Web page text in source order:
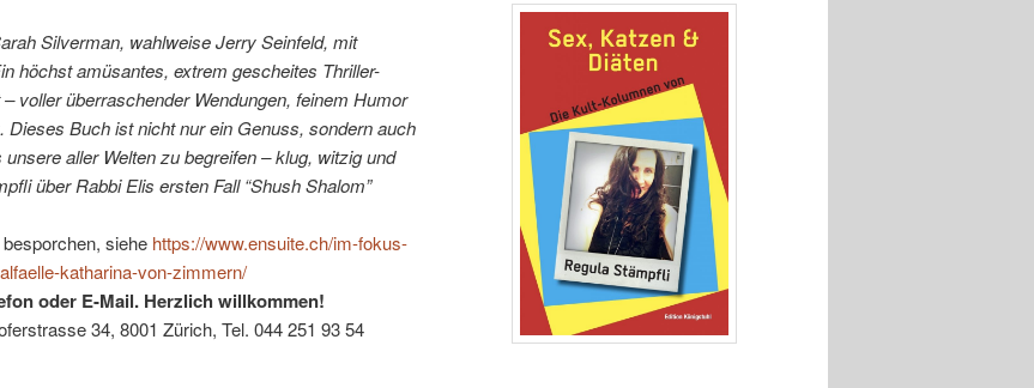
Silverman, wahlweise Jerry Seinfeld, mit
höchst amüsantes, extrem gescheites Thriller-
voller überraschender Wendungen, feinem Humor
Buch ist nicht nur ein Genuss, sondern auch
aller Welten zu begreifen – klug, witzig und
über Rabbi Elis ersten Fall “Shush Shalom”
siehe https://www.ensuite.ch/im-fokus-
katharina-von-zimmern/
oder E-Mail. Herzlich willkommen!
34, 8001 Zürich, Tel. 044 251 93 54